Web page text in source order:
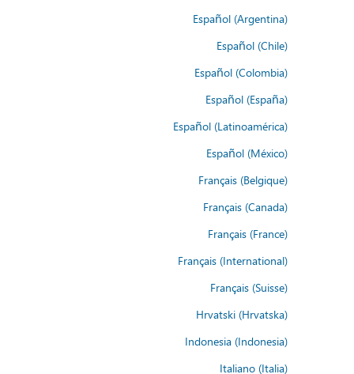
Español (Argentina)
Español (Chile)
Español (Colombia)
Español (España)
Español (Latinoamérica)
Español (México)
Français (Belgique)
Français (Canada)
Français (France)
Français (International)
Français (Suisse)
Hrvatski (Hrvatska)
Indonesia (Indonesia)
Italiano (Italia)